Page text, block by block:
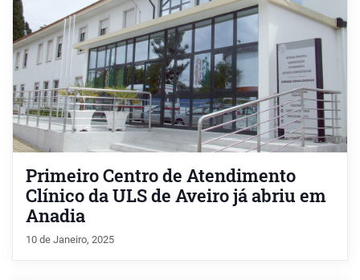
Primeiro Centro de Atendimento
Clínico da ULS de Aveiro já abriu em
Anadia
10 de Janeiro, 2025